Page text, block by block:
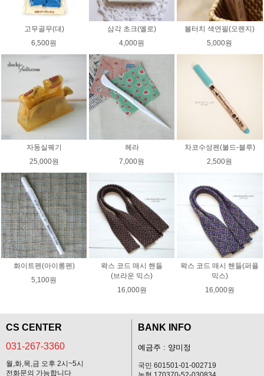
고무골무(대)
6,500원
삼각 초크(옐로)
4,000원
볼터치 색연필(오렌지)
5,000원
자동실꿰기
25,000원
헤라
7,000원
차코수성펜(볼드-블루)
2,500원
화이트펜(아이롱펜)
5,100원
왁스 코드 매시 핸들
(브라운 믹스)
16,000원
왁스 코드 매시 핸들(퍼플
믹스)
16,000원
CS CENTER
031-267-3360
월,화,목,금 오후 2시~5시
전화문의 가능합니다
BANK INFO
예금주 : 양미정
국민 601501-01-002719